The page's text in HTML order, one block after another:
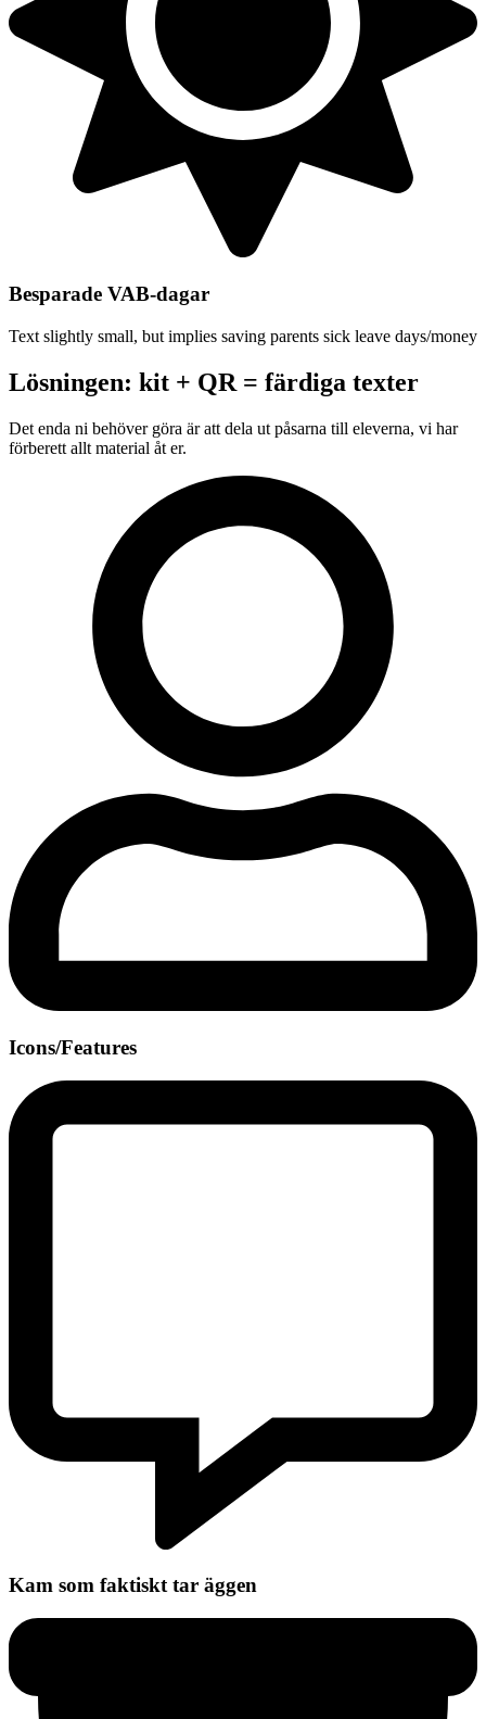
Besparade VAB-dagar
Text slightly small, but implies saving parents sick leave days/money
Lösningen: kit + QR = färdiga texter
Det enda ni behöver göra är att dela ut påsarna till eleverna, vi har
förberett allt material åt er.
Icons/Features
Kam som faktiskt tar äggen